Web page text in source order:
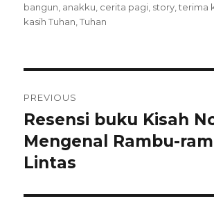
on
bangun anakku cerita pagi story ,terima
kasih Tuhan ,Tuhan
pos
PREVIOUS
Previous
post:
Resensi buku Kisah
Mengenal Rambu-
Lintas